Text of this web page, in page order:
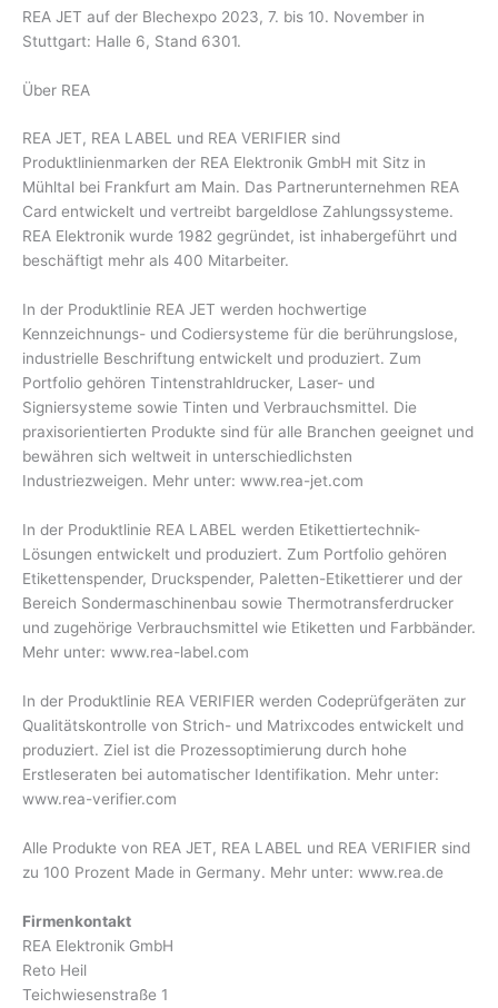
REA JET auf der Blechexpo 2023, 7. bis 10. November in
Stuttgart: Halle 6, Stand 6301.
Über REA
REA JET, REA LABEL und REA VERIFIER sind
Produktlinienmarken der REA Elektronik GmbH mit Sitz in
Mühltal bei Frankfurt am Main. Das Partnerunternehmen REA
Card entwickelt und vertreibt bargeldlose Zahlungssysteme.
REA Elektronik wurde 1982 gegründet, ist inhabergeführt und
beschäftigt mehr als 400 Mitarbeiter.
In der Produktlinie REA JET werden hochwertige
Kennzeichnungs- und Codiersysteme für die berührungslose,
industrielle Beschriftung entwickelt und produziert. Zum
Portfolio gehören Tintenstrahldrucker, Laser- und
Signiersysteme sowie Tinten und Verbrauchsmittel. Die
praxisorientierten Produkte sind für alle Branchen geeignet und
bewähren sich weltweit in unterschiedlichsten
Industriezweigen. Mehr unter: www.rea-jet.com
In der Produktlinie REA LABEL werden Etikettiertechnik-
Lösungen entwickelt und produziert. Zum Portfolio gehören
Etikettenspender, Druckspender, Paletten-Etikettierer und der
Bereich Sondermaschinenbau sowie Thermotransferdrucker
und zugehörige Verbrauchsmittel wie Etiketten und Farbbänder.
Mehr unter: www.rea-label.com
In der Produktlinie REA VERIFIER werden Codeprüfgeräten zur
Qualitätskontrolle von Strich- und Matrixcodes entwickelt und
produziert. Ziel ist die Prozessoptimierung durch hohe
Erstleseraten bei automatischer Identifikation. Mehr unter:
www.rea-verifier.com
Alle Produkte von REA JET, REA LABEL und REA VERIFIER sind
zu 100 Prozent Made in Germany. Mehr unter: www.rea.de
Firmenkontakt
REA Elektronik GmbH
Reto Heil
Teichwiesenstraße 1